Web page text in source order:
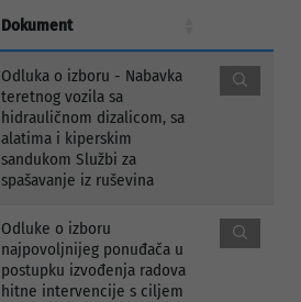
Dokument
Odluka o izboru - Nabavka
teretnog vozila sa
hidrauličnom dizalicom, sa
alatima i kiperskim
sandukom Službi za
spašavanje iz ruševina
Odluke o izboru
najpovoljnijeg ponuđača u
postupku izvođenja radova
hitne intervencije s ciljem